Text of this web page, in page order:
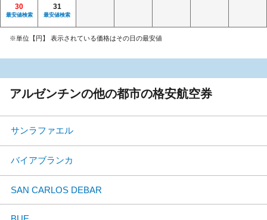
30
最安値検索
31
最安値検索
※単位【円】 表示されている価格はその日の最安値
アルゼンチンの他の都市の格安航空券
サンラファエル
バイアブランカ
SAN CARLOS DEBAR